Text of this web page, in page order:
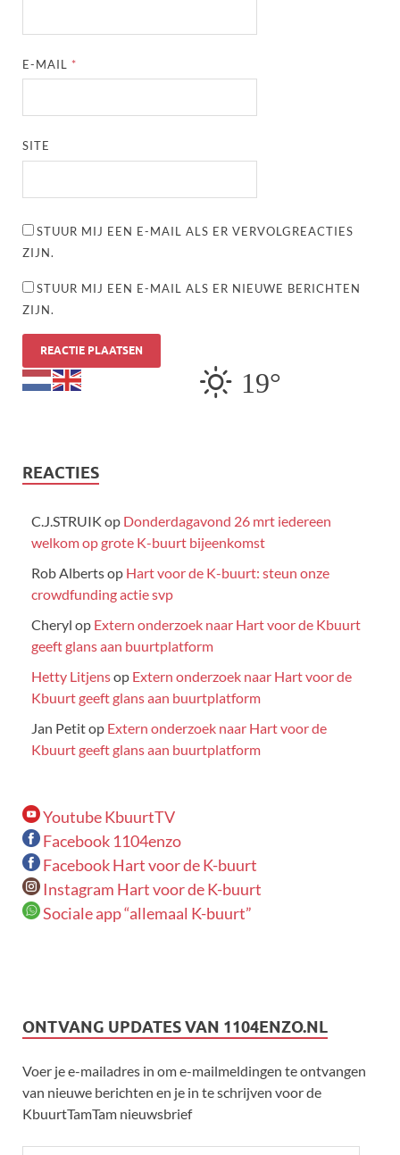
E-MAIL *
SITE
STUUR MIJ EEN E-MAIL ALS ER VERVOLGREACTIES
ZIJN.
STUUR MIJ EEN E-MAIL ALS ER NIEUWE BERICHTEN
ZIJN.
19°
REACTIES
C.J.STRUIK op Donderdagavond 26 mrt iedereen
welkom op grote K-buurt bijeenkomst
Rob Albertsop Hart voor de K-buurt: steun onze
crowdfunding actie svp
Cheryl op Extern onderzoek naar Hart voor de Kbuurt
geeft glans aan buurtplatform
Hetty Litjensop Extern onderzoek naar Hart voor de
Kbuurt geeft glans aan buurtplatform
Jan Petitop Extern onderzoek naar Hart voor de
Kbuurt geeft glans aan buurtplatform
Youtube KbuurtTV
Facebook 1104enzo
Facebook Hart voor de K-buurt
Instagram Hart voor de K-buurt
Sociale app “allemaal K-buurt”
ONTVANG UPDATES VAN 1104ENZO.NL
Voer je e-mailadres in om e-mailmeldingen te ontvangen
van nieuwe berichten en je in te schrijven voor de
KbuurtTamTam nieuwsbrief